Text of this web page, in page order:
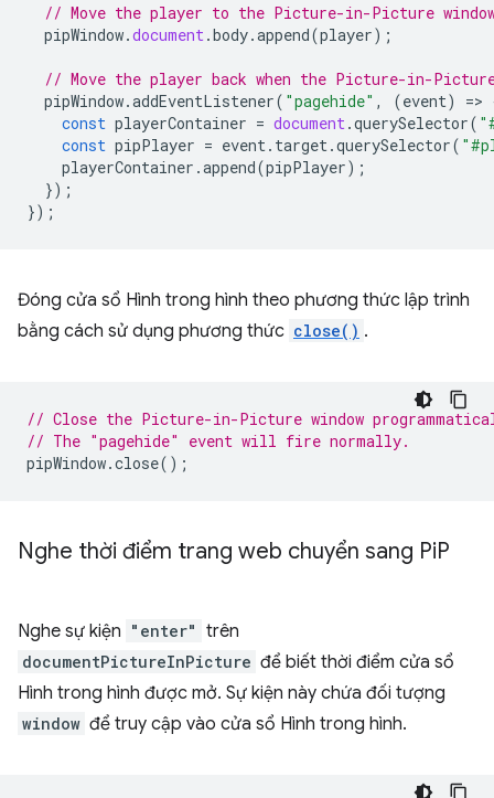
// Move the player to the Picture-in-Picture
pipWindow.document .body.append(player);
// Move the player back when the Picture-in-
pipWindow.addEventListener( "pagehide" , (event) =>
const playerContainer = document .querySelector(
const pipPlayer = event . target .querySelector(
playerContainer .append(pipPlayer);
});
});
Đóng cửa sổ Hình trong hình theo phương thức lập trình
bằng cách sử dụng phương thức close() .
// Close the Picture-in-Picture window
// The "pagehide" event will fire normally.
pipWindow.close();
Nghe thời điểm trang web chuyển sang PiP
Nghe sự kiện "enter" trên
documentPictureInPicture để biết thời điểm cửa sổ
Hình trong hình được mở. Sự kiện này chứa đối tượng
window để truy cập vào cửa sổ Hình trong hình.